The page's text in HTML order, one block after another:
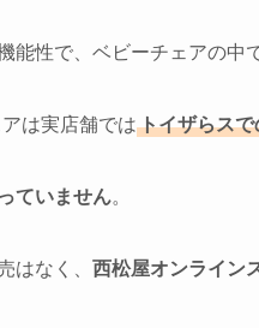
能性で、ベビーチェアの中
は実店舗ではトイザらス
ていません。
はなく、 西松屋オンライン